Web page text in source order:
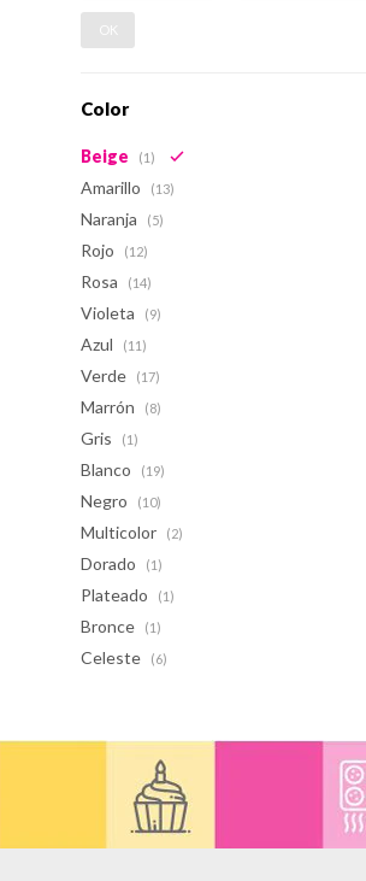
OK
Color
Beige (1)
Amarillo (13)
Naranja (5)
Rojo (12)
Rosa (14)
Violeta (9)
Azul (11)
Verde (17)
Marrón (8)
Gris (1)
Blanco (19)
Negro (10)
Multicolor (2)
Dorado (1)
Plateado (1)
Bronce (1)
Celeste (6)